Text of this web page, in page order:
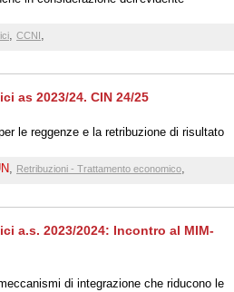
, CCNI,
as 2023/24. CIN 24/25
le reggenze e la retribuzione di risultato
, Retribuzioni - Trattamento economico,
a.s. 2023/2024: Incontro al MIM-
di integrazione che riducono le